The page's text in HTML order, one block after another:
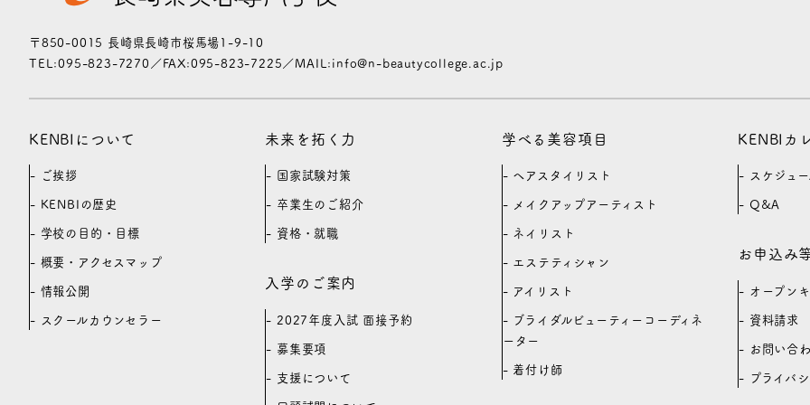
〒850-0015 長崎県長崎市桜馬場1-9-10
TEL:095-823-7270／FAX:095-823-7225／MAIL:info@n-beautycollege.ac.jp
KENBIについて
ご挨拶
KENBIの歴史
学校の目的・目標
概要・アクセスマップ
情報公開
スクールカウンセラー
未来を拓く力
国家試験対策
卒業生のご紹介
資格・就職
入学のご案内
2027年度入試 面接予約
募集要項
支援について
学べる美容項目
ヘアスタイリスト
メイクアップアーティスト
ネイリスト
エステティシャン
アイリスト
ブライダルビューティーコーディネ
ーター
着付け師
KENBIカ
スケジュ
Q&A
お申込み
オープン
資料請求
お問い合
プライバ